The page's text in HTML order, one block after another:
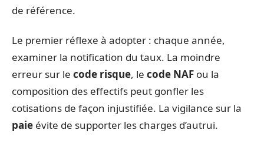
de référence.
Le premier réflexe à adopter : chaque année,
examiner la notification du taux. La moindre
erreur sur le code risque, le code NAF ou la
composition des effectifs peut gonfler les
cotisations de façon injustifiée. La vigilance sur la
paie évite de supporter les charges d’autrui.